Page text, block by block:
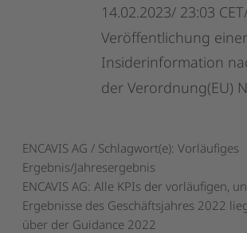
14.02.2023/ 23:03
Veröffentlichung einer
Insiderinformation
der Verordnung(EU)
ENCAVIS AG / Schlagwort(e): Vorläufiges
Ergebnis/Jahresergebnis
ENCAVIS AG: Alle KPIs der vorläufigen,
Ergebnisse des Geschäftsjahres 2022
über der Guidance 2022